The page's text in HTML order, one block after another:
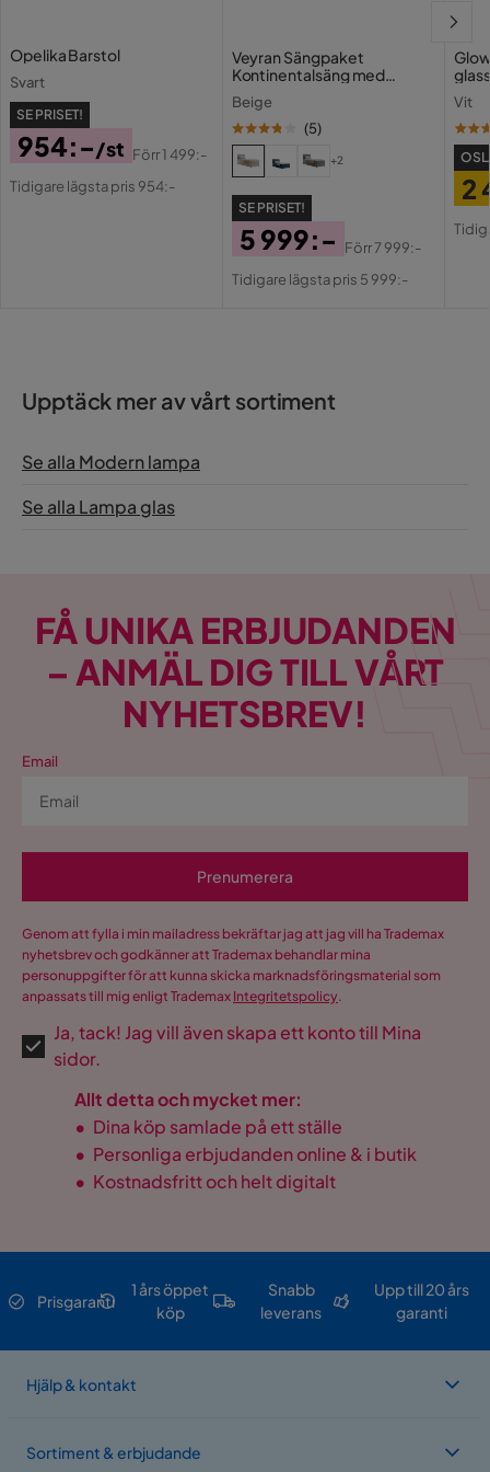
Opelika Barstol
Svart
SE PRISET!
Pris
954:-/st
Original
Förr1 499:-
Tidigare lägsta pris 954:-
Veyran Sängpaket
Kontinentalsäng med
Förvaring 90x200 cm
Beige
(5)
+2
SE PRISET!
Pris
5 999:-
Original
Förr7 999:-
Tidigare lägsta pris 5 999:-
Vit
2
Upptäck mer av vårt sortiment
Se alla Modern lampa
Se alla Lampa glas
FÅ UNIKA ERBJUDANDEN
– ANMÄL DIG TILL VÅRT
NYHETSBREV!
Email
Prenumerera
Genom att fylla i min mailadress bekräftar jag att jag vill ha Trademax
nyhetsbrev och godkänner att Trademax behandlar mina
personuppgifter för att kunna skicka marknadsföringsmaterial som
anpassats till mig enligt Trademax Integritetspolicy.
Ja, tack! Jag vill även skapa ett konto till Mina
sidor.
Allt detta och mycket mer:
• Dina köp samlade på ett ställe
• Personliga erbjudanden online & i butik
• Kostnadsfritt och helt digitalt
Prisgaranti
1 års öppet
köp
Snabb
leverans
Upp till 20 års
garanti
Hjälp & kontakt
Sortiment & erbjudande